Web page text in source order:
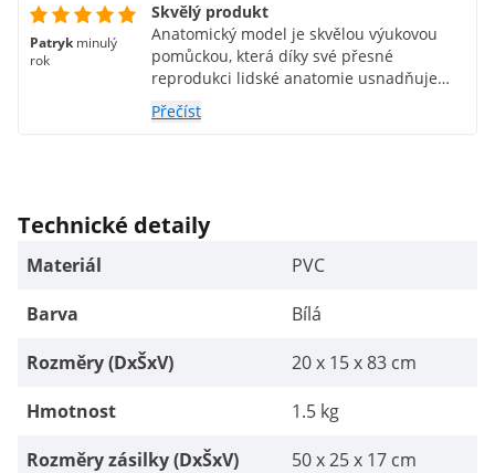
Patryk minulý
rok
Skvělý produkt
Anatomický model je skvělou výukovou
pomůckou, která díky své přesné
reprodukci lidské anatomie usnadňuje
výuku biologie. Jeho vysoce kvalitní
zpracování a realistické detaily ho dělají
Přečíst
Technické detaily
Materiál
PVC
Barva
Bílá
Rozměry (DxŠxV)
20 x 15 x 83 cm
Hmotnost
1.5 kg
Rozměry zásilky (DxŠxV)
50 x 25 x 17 cm